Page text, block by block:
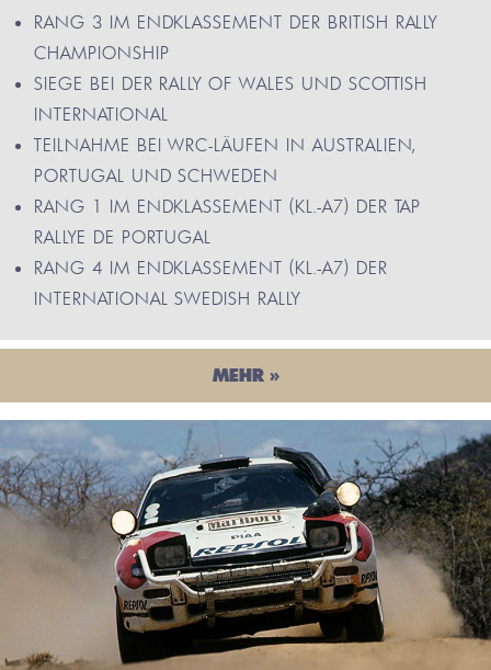
RANG 3 IM ENDKLASSEMENT DER BRITISH RALLY
CHAMPIONSHIP
SIEGE BEI DER RALLY OF WALES UND SCOTTISH
INTERNATIONAL
TEILNAHME BEI WRC-LÄUFEN IN AUSTRALIEN,
PORTUGAL UND SCHWEDEN
RANG 1 IM ENDKLASSEMENT (KL.-A7) DER TAP
RALLYE DE PORTUGAL
RANG 4 IM ENDKLASSEMENT (KL.-A7) DER
INTERNATIONAL SWEDISH RALLY
MEHR »